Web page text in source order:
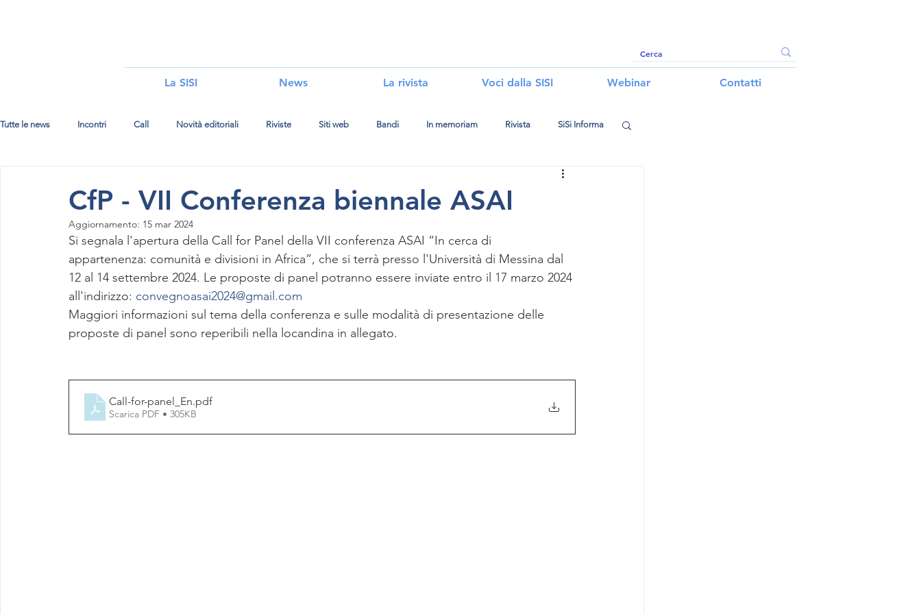
i i
La SISI News La rivista Voci dalla SISI Webinar Contatti
Tutte le news Incontri Call Novità editoriali Riviste Siti web Bandi In memoriam Rivista SiSi Informa
CfP - VII Conferenza biennale ASAI
Aggiornamento: 15 mar 2024
Si segnala l'apertura della Call for Panel della VII conferenza ASAI “In cerca di
appartenenza: comunità e divisioni in Africa”, che si terrà presso l'Università di Messina dal
12 al 14 settembre 2024. Le proposte di panel potranno essere inviate entro il 17 marzo 2024
all'indirizzo: convegnoasai2024@gmail.com
Maggiori informazioni sul tema della conferenza e sulle modalità di presentazione delle
proposte di panel sono reperibili nella locandina in allegato.
Call-for-panel_En.pdf
Scarica PDF • 305KB